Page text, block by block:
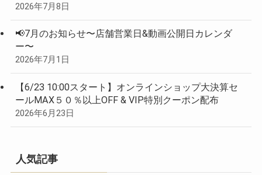
2026年7月8日
📢7月のお知らせ〜店舗営業日&動画公開日カレンダ
ー〜
2026年7月1日
【6/23 10:00スタート】オンラインショップ大決算セ
ールMAX５０％以上OFF & VIP特別クーポン配布
2026年6月23日
人気記事